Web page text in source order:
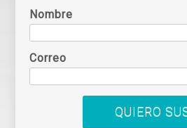
Nombre
Correo